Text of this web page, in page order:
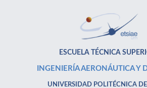
ESCUELA TÉCNICA
INGENIERÍA AERONÁUTICA Y
UNIVERSIDAD POLITÉCNICA